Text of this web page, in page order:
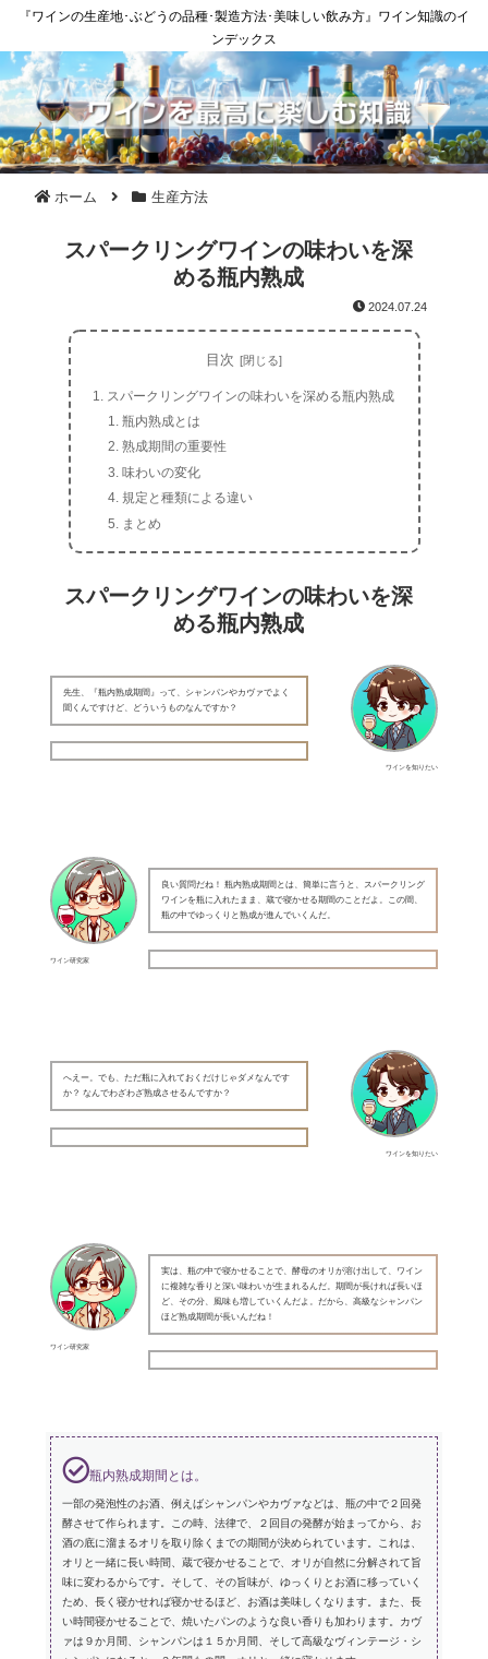
『ワインの生産地･ぶどうの品種･製造方法･美味しい飲み方』ワイン知識のイ
ンデックス
ホーム 生産方法
スパークリングワインの味わいを深
める瓶内熟成
2024.07.24
目次
スパークリングワインの味わいを深める瓶内熟成
瓶内熟成とは
熟成期間の重要性
味わいの変化
規定と種類による違い
まとめ
スパークリングワインの味わいを深
める瓶内熟成
ワインを知りたい
先生、『瓶内熟成期間』って、シャンパンやカヴァでよく
聞くんですけど、どういうものなんですか？
ワイン研究家
良い質問だね！ 瓶内熟成期間とは、簡単に言うと、スパークリング
ワインを瓶に入れたまま、蔵で寝かせる期間のことだよ。この間、
瓶の中でゆっくりと熟成が進んでいくんだ。
ワインを知りたい
へえー。でも、ただ瓶に入れておくだけじゃダメなんです
か？ なんでわざわざ熟成させるんですか？
ワイン研究家
実は、瓶の中で寝かせることで、酵母のオリが溶け出して、ワイン
に複雑な香りと深い味わいが生まれるんだ。期間が長ければ長いほ
ど、その分、風味も増していくんだよ。だから、高級なシャンパン
ほど熟成期間が長いんだね！
瓶内熟成期間とは。
一部の発泡性のお酒、例えばシャンパンやカヴァなどは、瓶の中で２回発
酵させて作られます。この時、法律で、２回目の発酵が始まってから、お
酒の底に溜まるオリを取り除くまでの期間が決められています。これは、
オリと一緒に長い時間、蔵で寝かせることで、オリが自然に分解されて旨
味に変わるからです。そして、その旨味が、ゆっくりとお酒に移っていく
ため、長く寝かせれば寝かせるほど、お酒は美味しくなります。また、長
い時間寝かせることで、焼いたパンのような良い香りも加わります。カヴ
ァは９か月間、シャンパンは１５か月間、そして高級なヴィンテージ・シ